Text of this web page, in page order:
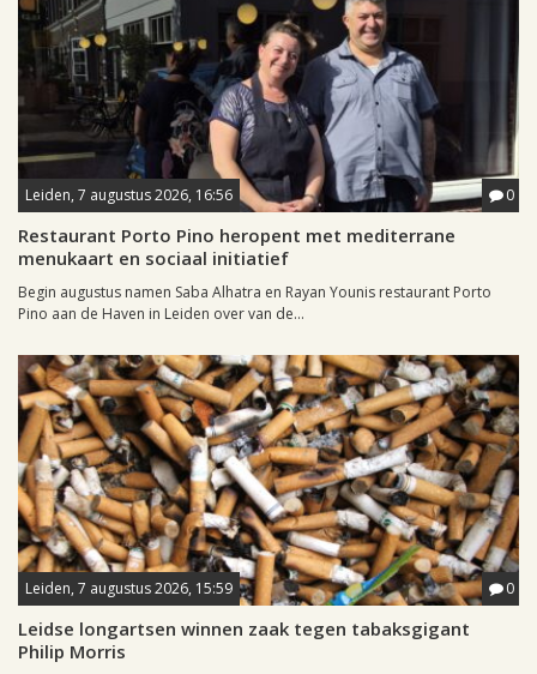
Leiden, 7 augustus 2026, 16:56 0
Restaurant Porto Pino heropent met mediterrane
menukaart en sociaal initiatief
Begin augustus namen Saba Alhatra en Rayan Younis restaurant Porto
Pino aan de Haven in Leiden over van de...
Leiden, 7 augustus 2026, 15:59 0
Leidse longartsen winnen zaak tegen tabaksgigant
Philip Morris